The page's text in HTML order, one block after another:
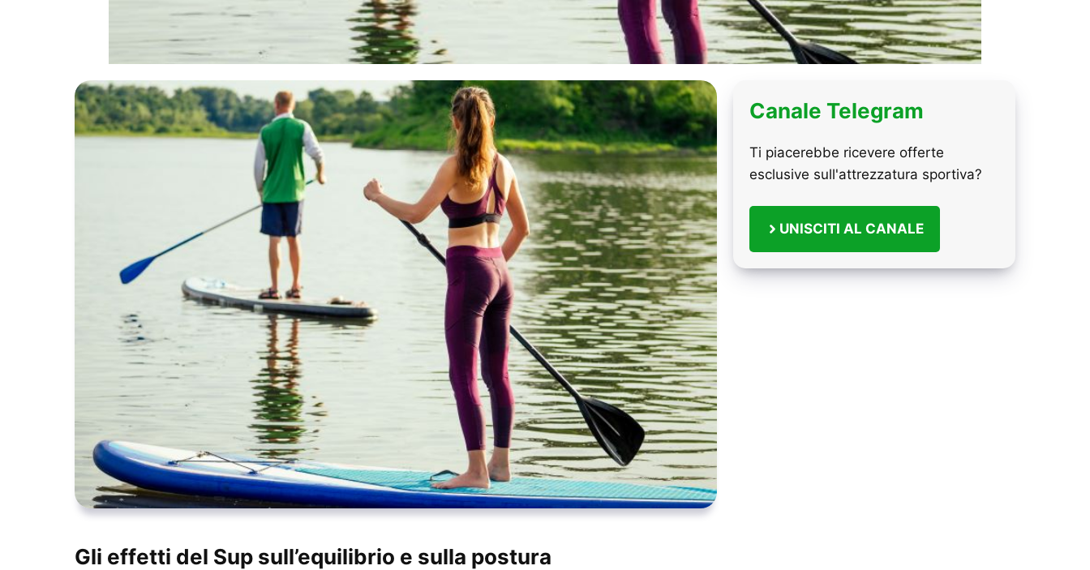
Gli effetti del Sup sull’equilibrio e sulla postura
Canale Telegram
Ti piacerebbe ricevere offerte
esclusive sull'attrezzatura sportiva?
UNISCITI AL CANALE